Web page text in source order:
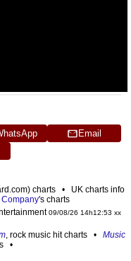
Email
charts • UK charts info
's charts
09/08/26 14h12:53 xx
, rock music hit charts • Music
•